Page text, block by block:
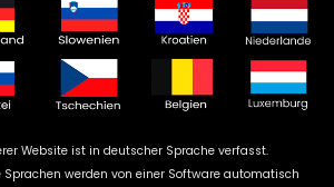
Website ist in deutscher Sprache verfasst.
werden von einer Software automatisch